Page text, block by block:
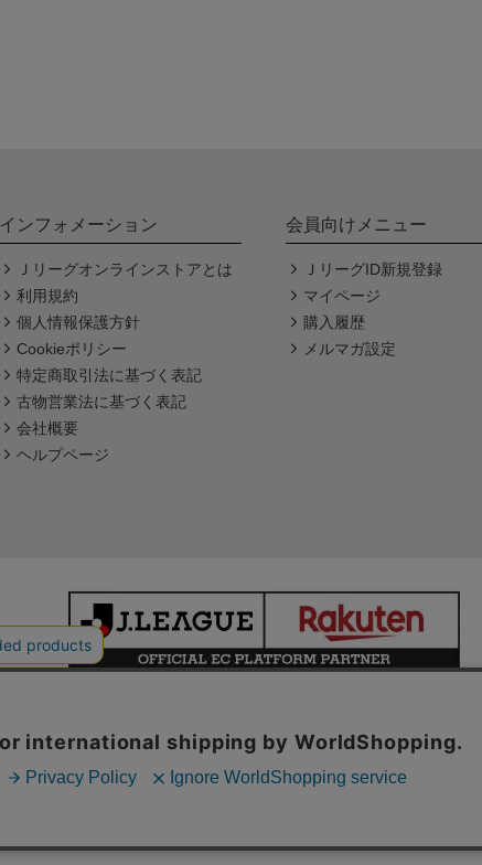
インフォメーション
Ｊリーグオンラインストアとは
利用規約
個人情報保護方針
Cookieポリシー
特定商取引法に基づく表記
古物営業法に基づく表記
会社概要
ヘルプページ
会員向けメニュー
ＪリーグID新規登録
マイページ
購入履歴
メルマガ設定
本サイトで使用している文章・画像等の無断での複製・転載を禁止します。
© JAPAN PROFESSIONAL FOOTBALL LEAGUE Rakuten Group, Inc.
ALL RIGHTS RESERVED.